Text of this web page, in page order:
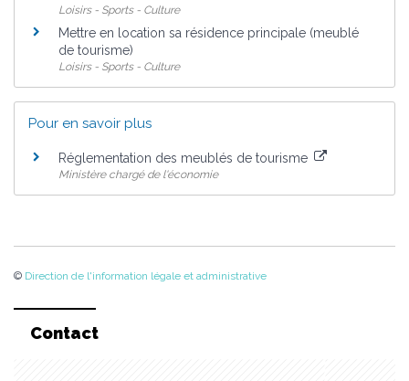
Loisirs - Sports - Culture
Mettre en location sa résidence principale (meublé
de tourisme)
Loisirs - Sports - Culture
Pour en savoir plus
Réglementation des meublés de tourisme
Ministère chargé de l'économie
© Direction de l'information légale et administrative
Contact